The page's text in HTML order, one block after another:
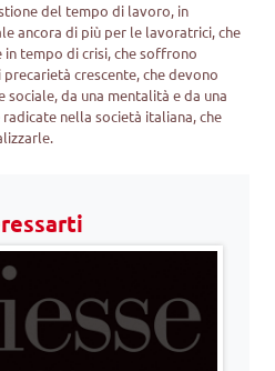
del tempo di lavoro, in
ancora di più per le lavoratrici, che
tempo di crisi, che soffrono
crescente, che devono
sociale, da una mentalità e da una
nella società italiana, che